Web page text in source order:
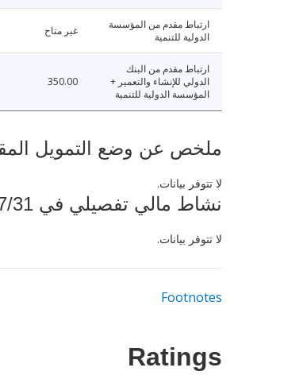
ارتباط مقدم من المؤسسة
الدولية للتنمية
غير متاح
ارتباط مقدم من البنك
الدولي للإنشاء والتعمير +
المؤسسة الدولية للتنمية
350.00
ملخص عن وضع التمويل المقدم من
لا تتوفر بيانات.
نشاط مالي تفصيلي في 2026/07/31
لا تتوفر بيانات.
Footnotes
Ratings